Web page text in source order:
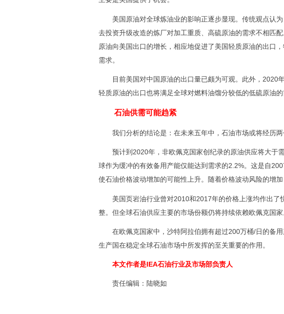
美国原油对全球炼油业的影响正逐步显现。传统观点认为
去投资升级改造的炼厂对加工重质、高硫原油的需求不相匹
原油向美国出口的增长，相应地促进了美国轻质原油的出口
需求。
目前美国对中国原油的出口量已颇为可观。此外，2020
轻质原油的出口也将满足全球对燃料油馏分较低的低硫原油的
石油供需可能趋紧
我们分析的结论是：在未来五年中，石油市场或将经历两
预计到2020年，非欧佩克国家创纪录的原油供应将大于
球作为缓冲的有效备用产能仅能达到需求的2.2%。这是自
使石油价格波动增加的可能性上升。随着价格波动风险的增
美国页岩油行业曾对2010和2017年的价格上涨均作出了
整。但全球石油供应主要的市场份额仍将持续依赖欧佩克国家
在欧佩克国家中，沙特阿拉伯拥有超过200万桶/日的备用
生产国在稳定全球石油市场中所发挥的至关重要的作用。
本文作者是IEA石油行业及市场部负责人
责任编辑：陆晓如